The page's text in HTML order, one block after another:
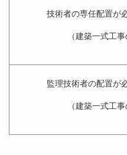
技術者の専任配置が
（建築一式工事
監理技術者の配置が
（建築一式工事